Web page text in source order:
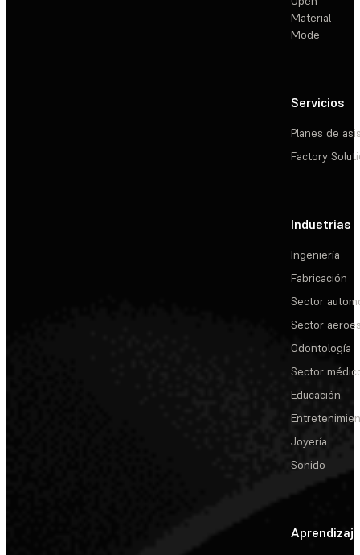
Material
Mode
Servicios
Planes de
Factory
Industrias
Ingeniería
Fabricación
Sector
Sector
Odontología
Sector
Educación
Joyería
Sonido
Aprendizaje